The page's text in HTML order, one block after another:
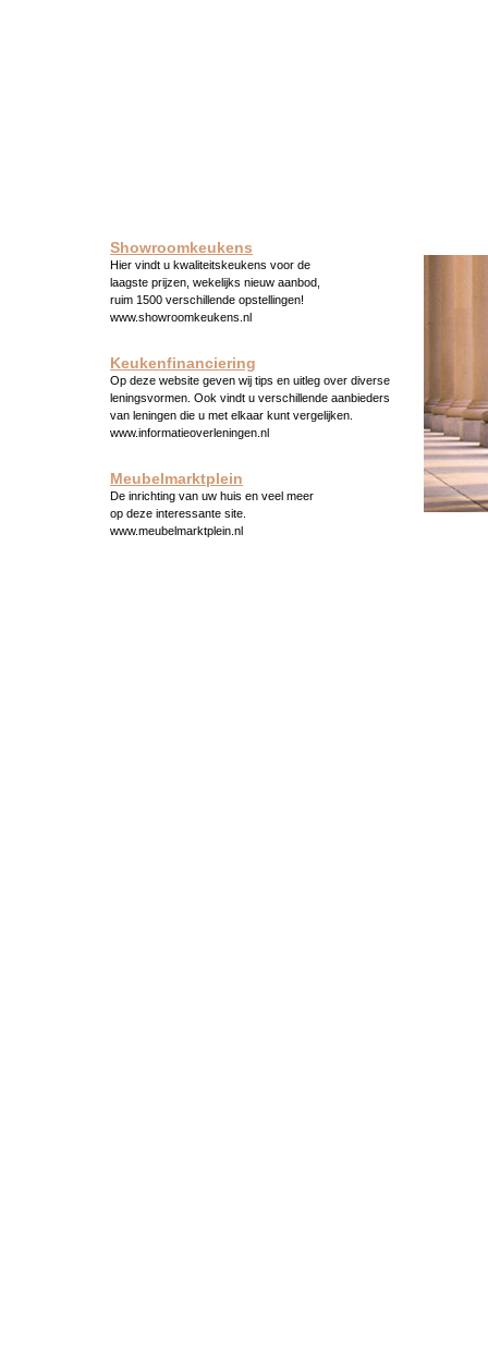
Showroomkeukens
Hier vindt u kwaliteitskeukens voor de
laagste prijzen, wekelijks nieuw aanbod,
ruim 1500 verschillende opstellingen!
www.showroomkeukens.nl
Keukenfinanciering
Op deze website geven wij tips en uitleg over diverse
leningsvormen. Ook vindt u verschillende aanbieders
van leningen die u met elkaar kunt vergelijken.
www.informatieoverleningen.nl
Meubelmarktplein
De inrichting van uw huis en veel meer
op deze interessante site.
www.meubelmarktplein.nl